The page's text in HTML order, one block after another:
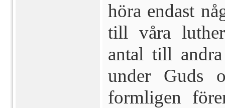
höra endast
till våra
antal till
under Guds
formligen